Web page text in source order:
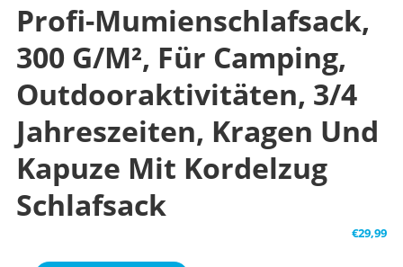
Profi-Mumienschlafsack,
300 G/m², Für Camping,
Outdooraktivitäten, 3/4
Jahreszeiten, Kragen Und
Kapuze Mit Kordelzug
Schlafsack
€29,99